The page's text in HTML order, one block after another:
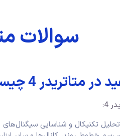
سوالات
متاتریدر 4 چیست؟
4:
تحلیل تکنیکال و شناسایی